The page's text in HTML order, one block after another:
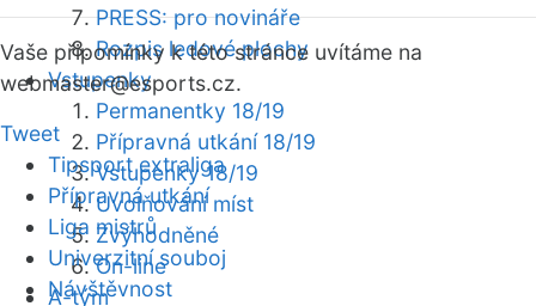
PRESS: pro novináře
Rozpis ledové plochy
Vstupenky
Permanentky 18/19
Přípravná utkání 18/19
Vstupenky 18/19
Uvolňování míst
Zvýhodněné
On-line
A-tým
Vaše připomínky k této stránce uvítáme na
webmaster@esports.cz.
Tweet
Tipsport extraliga
Přípravná utkání
Liga mistrů
Univerzitní souboj
Návštěvnost